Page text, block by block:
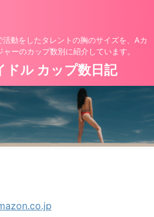
動をしたタレントの胸のサイズを、Aカ
ーのカップ数別に紹介しています。
ドル カップ数日記